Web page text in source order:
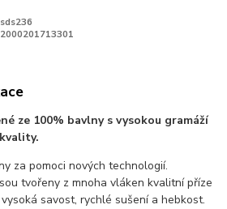
sds236
2000201713301
ze 100% bavlny s vysokou gramáží
za pomoci nových technologií.
tvořeny z mnoha vláken kvalitní příze
savost, rychlé sušení a hebkost.